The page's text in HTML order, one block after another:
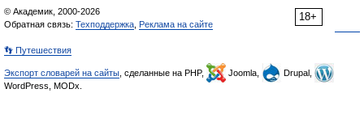
18+
© Академик, 2000-2026
Обратная связь: Техподдержка Реклама на сайте
👣 Путешествия
Экспорт словарей на сайты , сделанные на PHP, Joomla,
Drupal,
WordPress, MODx.